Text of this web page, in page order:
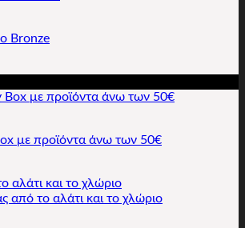
Bronze
με προϊόντα άνω των 50€